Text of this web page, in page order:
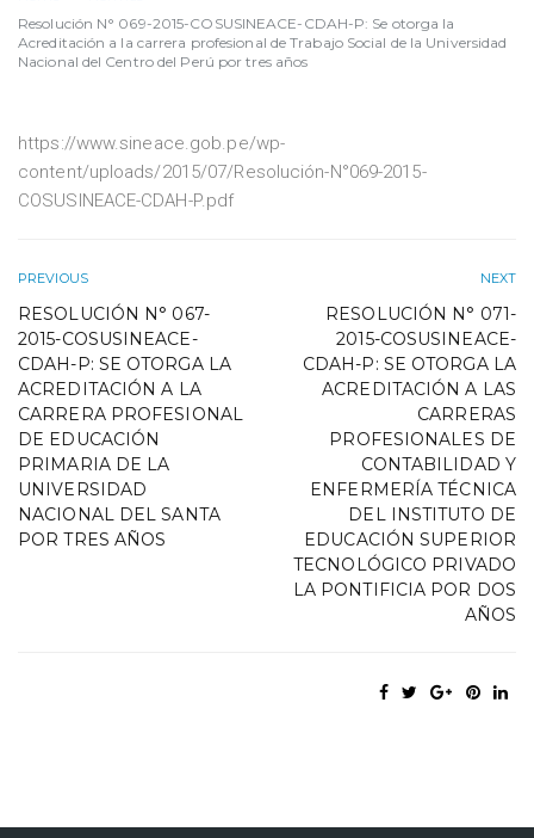
Resolución N° 069-2015-COSUSINEACE-CDAH-P: Se otorga la
Acreditación a la carrera profesional de Trabajo Social de la Universidad
Nacional del Centro del Perú por tres años
https://www.sineace.gob.pe/wp-
content/uploads/2015/07/Resolución-N°069-2015-
COSUSINEACE-CDAH-P.pdf
PREVIOUS
RESOLUCIÓN N° 067-
2015-COSUSINEACE-
CDAH-P: SE OTORGA LA
ACREDITACIÓN A LA
CARRERA PROFESIONAL
DE EDUCACIÓN
PRIMARIA DE LA
UNIVERSIDAD
NACIONAL DEL SANTA
POR TRES AÑOS
NEXT
RESOLUCIÓN N° 071-
2015-COSUSINEACE-
CDAH-P: SE OTORGA LA
ACREDITACIÓN A LAS
CARRERAS
PROFESIONALES DE
CONTABILIDAD Y
ENFERMERÍA TÉCNICA
DEL INSTITUTO DE
EDUCACIÓN SUPERIOR
TECNOLÓGICO PRIVADO
LA PONTIFICIA POR DOS
AÑOS